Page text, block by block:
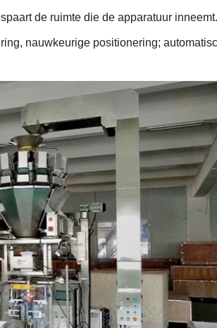
de ruimte die de apparatuur inneemt.
nauwkeurige positionering;